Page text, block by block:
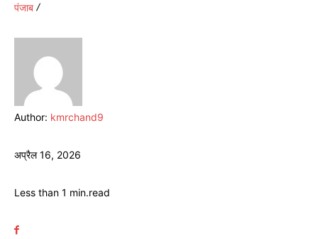
पंजाब
Author: kmrchand9
अप्रैल 16, 2026
Less than 1 min.read